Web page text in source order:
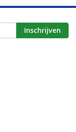
Inschrijven